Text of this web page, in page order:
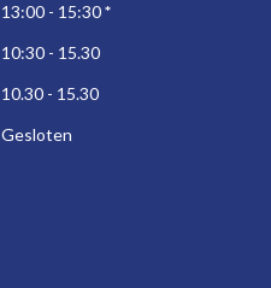
13:00 - 15:30*
10:30 - 15.30
10.30 - 15.30
Gesloten